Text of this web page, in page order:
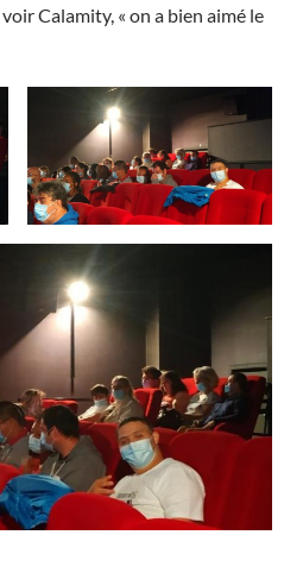
Calamity, « on a bien aimé le